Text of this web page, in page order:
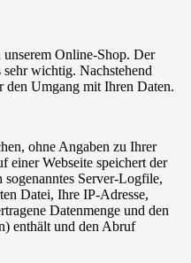
Online-Shop. Der
wichtig. Nachstehend
Umgang mit Ihren Daten.
ohne Angaben zu Ihrer
einer Webseite speichert der
Server-Logfile,
Datei, Ihre IP-Adresse,
Datenmenge und den
enthält und den Abruf